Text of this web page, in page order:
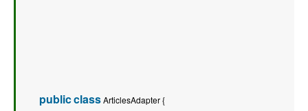
publicclass ArticlesAdapter {